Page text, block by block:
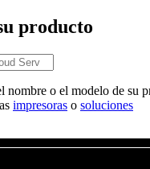
producto
nombre o el modelo de su
impresoras o soluciones